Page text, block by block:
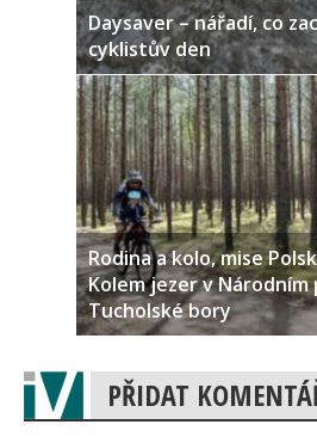
Daysaver – nářadí, co
cyklistův den
Rodina a kolo, mise
Kolem jezer v Národním
Tucholské bory
PŘIDAT